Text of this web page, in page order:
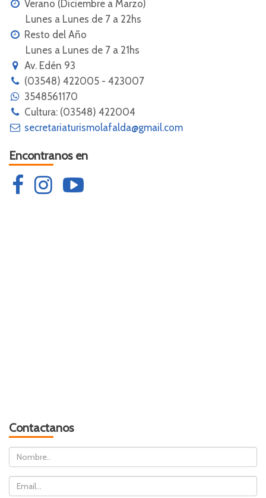
Verano (Diciembre a Marzo)
Lunes a Lunes de 7 a 22hs
Resto del Año
Lunes a Lunes de 7 a 21hs
Av. Edén 93
(03548) 422005 - 423007
3548561170
Cultura: (03548) 422004
secretariaturismolafalda@gmail.com
Encontranos en
Contactanos
Nombre
Email